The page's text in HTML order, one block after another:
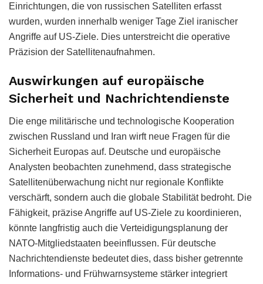
Einrichtungen, die von russischen Satelliten erfasst
wurden, wurden innerhalb weniger Tage Ziel iranischer
Angriffe auf US-Ziele. Dies unterstreicht die operative
Präzision der Satellitenaufnahmen.
Auswirkungen auf europäische
Sicherheit und Nachrichtendienste
Die enge militärische und technologische Kooperation
zwischen Russland und Iran wirft neue Fragen für die
Sicherheit Europas auf. Deutsche und europäische
Analysten beobachten zunehmend, dass strategische
Satellitenüberwachung nicht nur regionale Konflikte
verschärft, sondern auch die globale Stabilität bedroht. Die
Fähigkeit, präzise Angriffe auf US-Ziele zu koordinieren,
könnte langfristig auch die Verteidigungsplanung der
NATO-Mitgliedstaaten beeinflussen. Für deutsche
Nachrichtendienste bedeutet dies, dass bisher getrennte
Informations- und Frühwarnsysteme stärker integriert